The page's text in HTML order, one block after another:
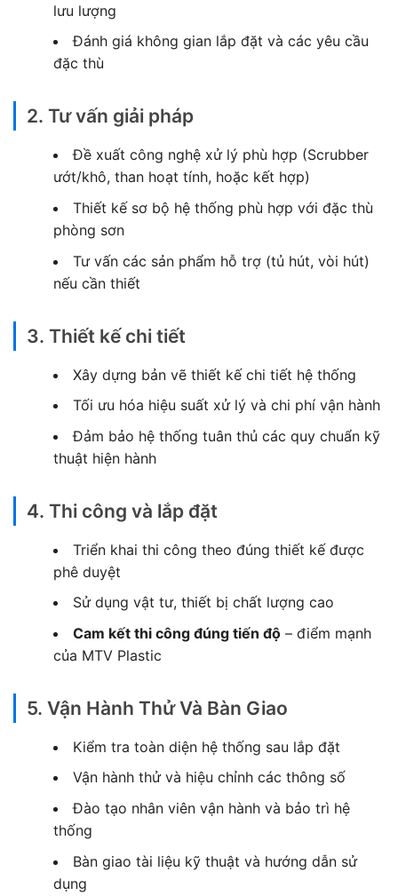
lưu lượng
Đánh giá không gian lắp đặt và các yêu cầu
đặc thù
2. Tư vấn giải pháp
Đề xuất công nghệ xử lý phù hợp (Scrubber
ướt/khô, than hoạt tính, hoặc kết hợp)
Thiết kế sơ bộ hệ thống phù hợp với đặc thù
phòng sơn
Tư vấn các sản phẩm hỗ trợ (tủ hút, vòi hút)
nếu cần thiết
3. Thiết kế chi tiết
Xây dựng bản vẽ thiết kế chi tiết hệ thống
Tối ưu hóa hiệu suất xử lý và chi phí vận hành
Đảm bảo hệ thống tuân thủ các quy chuẩn kỹ
thuật hiện hành
4. Thi công và lắp đặt
Triển khai thi công theo đúng thiết kế được
phê duyệt
Sử dụng vật tư, thiết bị chất lượng cao
Cam kết thi công đúng tiến độ– điểm mạnh
của MTV Plastic
5. Vận Hành Thử Và Bàn Giao
Kiểm tra toàn diện hệ thống sau lắp đặt
Vận hành thử và hiệu chỉnh các thông số
Đào tạo nhân viên vận hành và bảo trì hệ
thống
Bàn giao tài liệu kỹ thuật và hướng dẫn sử
dụng